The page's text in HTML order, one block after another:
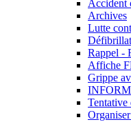
Accident
Archives
Lutte
Rappel -
Affiche
Grippe
Tentative